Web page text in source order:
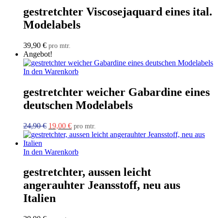
gestretchter Viscosejaquard eines ital.
Modelabels
39,90 € pro mtr.
Angebot!
In den Warenkorb
gestretchter weicher Gabardine eines
deutschen Modelabels
24,90€ Ursprünglicher
Preis
24,90 €
19,00 €Aktueller
Preis
19,00 €.
pro mtr.
In den Warenkorb
gestretchter, aussen leicht
angerauhter Jeansstoff, neu aus
Italien